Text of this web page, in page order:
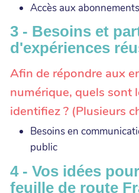
Accès aux
3 - Besoins et
d'expériences
Afin de répondre aux
numérique, quels sont
identifiez ? (Plusieurs
Besoins en
public
4 - Vos idées
feuille de route